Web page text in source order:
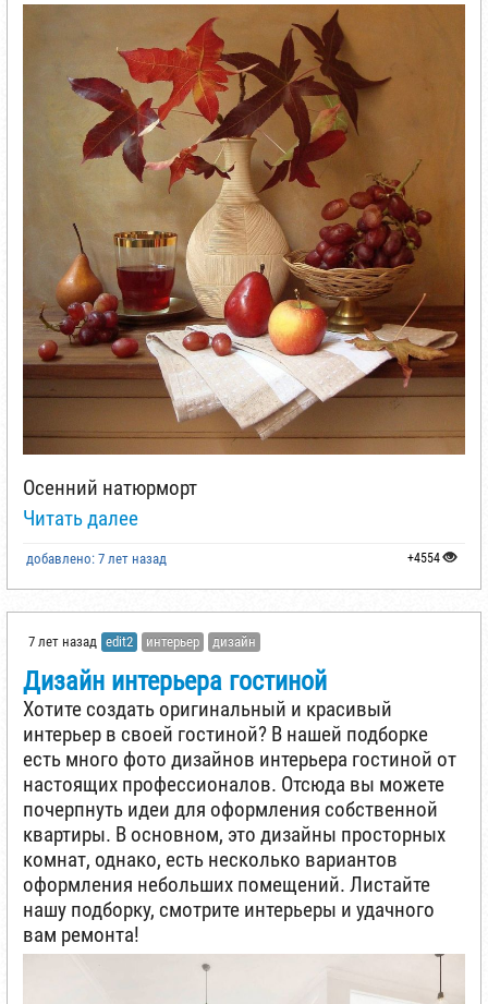
Осенний натюрморт
Читать далее
добавлено: 7 лет назад +4554
7 лет назад edit2 интерьер дизайн
Дизайн интерьера гостиной
Хотите создать оригинальный и красивый
интерьер в своей гостиной? В нашей подборке
есть много фото дизайнов интерьера гостиной от
настоящих профессионалов. Отсюда вы можете
почерпнуть идеи для оформления собственной
квартиры. В основном, это дизайны просторных
комнат, однако, есть несколько вариантов
оформления небольших помещений. Листайте
нашу подборку, смотрите интерьеры и удачного
вам ремонта!